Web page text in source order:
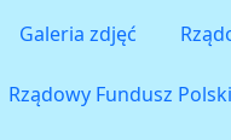
Galeria zdjęć
Rządowy Fundusz